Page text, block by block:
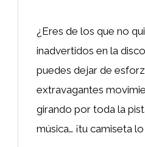
¿Eres de los que no
inadvertidos en la
puedes dejar de
extravagantes
girando por toda la
música… ¡tu camiseta